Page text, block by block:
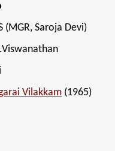
(MGR, Saroja Devi)
Vilakkam (1965)